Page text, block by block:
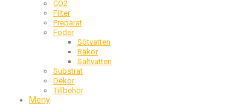
CO2
Filter
Preparat
Foder
Sötvatten
Räkor
Saltvatten
Substrat
Dekor
Tillbehör
Meny